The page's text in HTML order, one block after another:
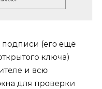
подписи (его ещё
ключа)
и всю
для проверки